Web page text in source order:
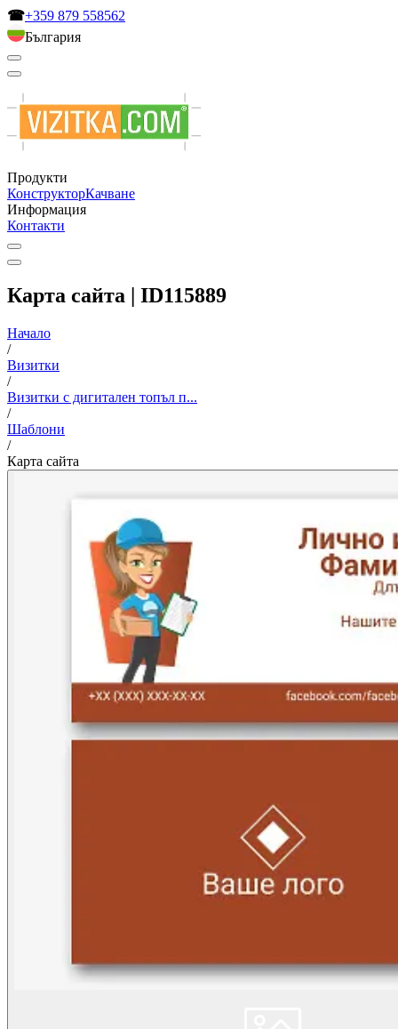
☎+359 879 558562
България
Продукти
КонструкторКачване
Информация
Контакти
Карта сайта | ID115889
Начало
/
Визитки
/
Визитки с дигитален топъл п...
/
Шаблони
/
Карта сайта